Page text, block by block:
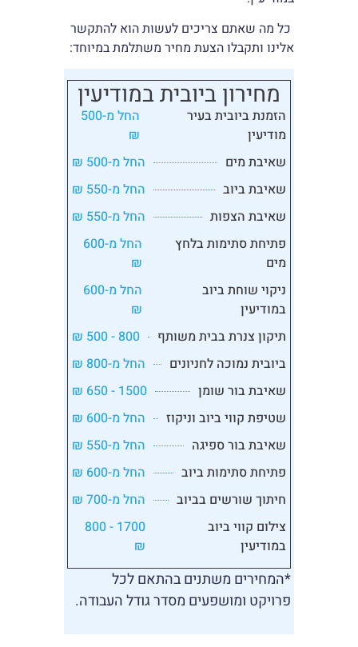
כל מה שאתם צריכים לעשות הוא להתקשר
אלינו ותקבלו הצעת מחיר משתלמת במיוחד:
מחירון ביובית במודיעין
הזמנת ביובית בעיר
מודיעין
החל מ-500
₪
שאיבת מים
החל מ-500 ₪
שאיבת ביוב
החל מ-550 ₪
שאיבת הצפות
החל מ-550 ₪
פתיחת סתימות בלחץ
מים
החל מ-600
₪
ניקוי שוחת ביוב
במודיעין
החל מ-600
₪
תיקון צנרת בבית משותף
800 - 500 ₪
ביובית נמוכה לחניונים
החל מ-800 ₪
שאיבת בור שומן
1500 - 650 ₪
שטיפת קווי ביוב וניקוז
החל מ-600 ₪
שאיבת בור ספיגה
החל מ-550 ₪
פתיחת סתימות ביוב
החל מ-600 ₪
חיתוך שורשים בביוב
החל מ-700 ₪
צילום קווי ביוב
במודיעין
1700 - 800
₪
*המחירים משתנים בהתאם לכל
פרויקט ומושפעים מסדר גודל העבודה.